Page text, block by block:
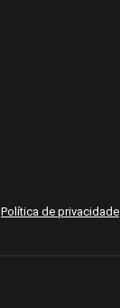
Política de privacidade